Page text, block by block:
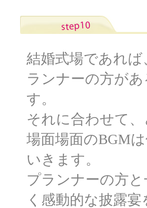
結婚式場であれ
ランナーの方が
す。
それに合わせて
場面場面のBGM
いきます。
プランナーの方
く感動的な披露